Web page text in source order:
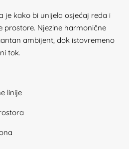
je kako bi unijela osjećaj reda i
prostore. Njezine harmonične
ambijent, dok istovremeno
tok.
linije